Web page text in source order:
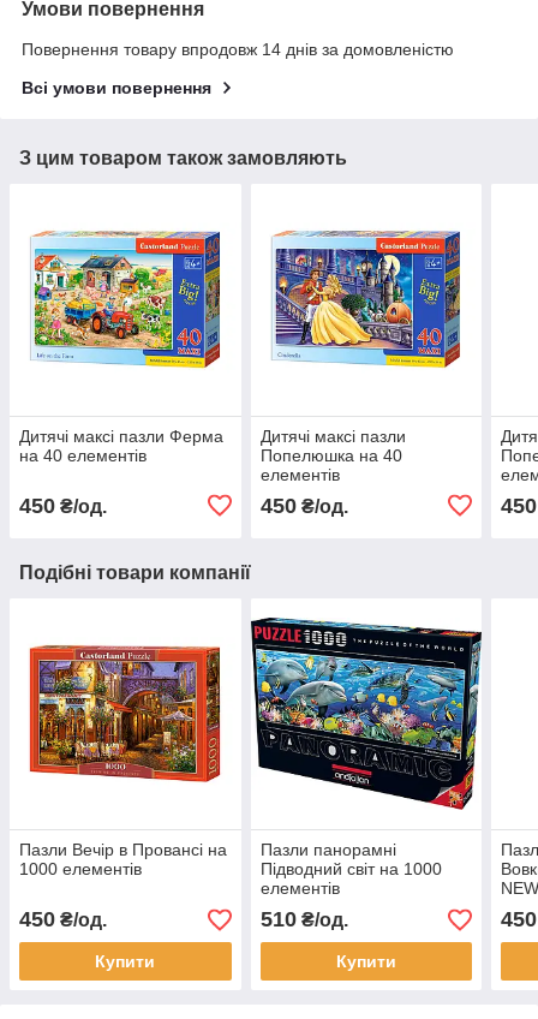
Умови повернення
Повернення товару впродовж 14 днів за домовленістю
Всі умови повернення
З цим товаром також замовляють
Дитячі максі пазли Ферма
на 40 елементів
450 ₴/од.
Дитячі максі пазли
Попелюшка на 40
елементів
450₴/од. 450
Подібні товари компанії
Пазли Вечір в Провансі на
1000 елементів
450 ₴/од.
Купити
Пазли панорамні
Підводний світ на 1000
елементів
510₴/од.
Купити
450